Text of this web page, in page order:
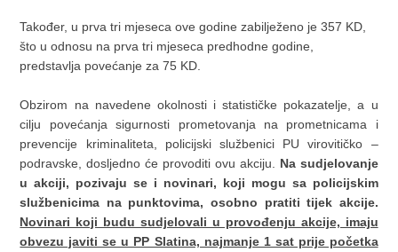
Također, u prva tri mjeseca ove godine zabilježeno je 357 KD,
što u odnosu na prva tri mjeseca predhodne godine,
predstavlja povećanje za 75 KD.
Obzirom na navedene okolnosti i statističke pokazatelje, a u
cilju povećanja sigurnosti prometovanja na prometnicama i
prevencije kriminaliteta, policijski službenici PU virovitičko –
podravske, dosljedno će provoditi ovu akciju. Na sudjelovanje
u akciji, pozivaju se i novinari, koji mogu sa policijskim
službenicima na punktovima, osobno pratiti tijek akcije.
Novinari koji budu sudjelovali u provođenju akcije, imaju
obvezu javiti se u PP Slatina, najmanje 1 sat prije početka